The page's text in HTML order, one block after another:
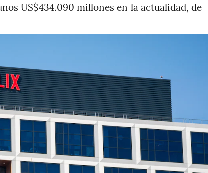
US$434.090 millones en la actualidad, de